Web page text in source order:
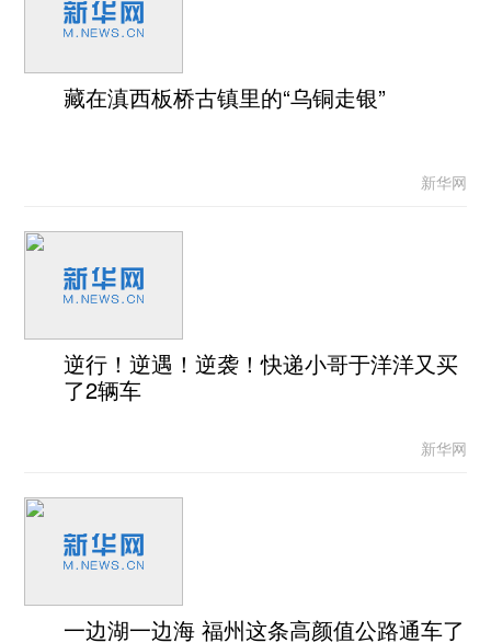
藏在滇西板桥古镇里的“乌铜走银”
新华网
逆行！逆遇！逆袭！快递小哥于洋洋又买
了2辆车
新华网
一边湖一边海 福州这条高颜值公路通车了